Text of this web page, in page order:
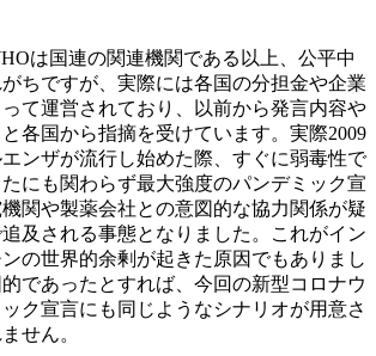
は国連の関連機関である以上、公平中
ちですが、実際には各国の分担金や企業
て運営されており、以前から発言内容や
各国から指摘を受けています。実際2009
ンザが流行し始めた際、すぐに弱毒性で
にも関わらず最大強度のパンデミック宣
関や製薬会社との意図的な協力関係が疑
及される事態となりました。これがイン
の世界的余剰が起きた原因でもありまし
であったとすれば、今回の新型コロナウ
ク宣言にも同じようなシナリオが用意さ
せん。